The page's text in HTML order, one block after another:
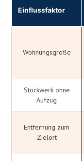
Einflussfaktor
Wohnungsgröße
Stockwerk ohne
Aufzug
Entfernung zum
Zielort